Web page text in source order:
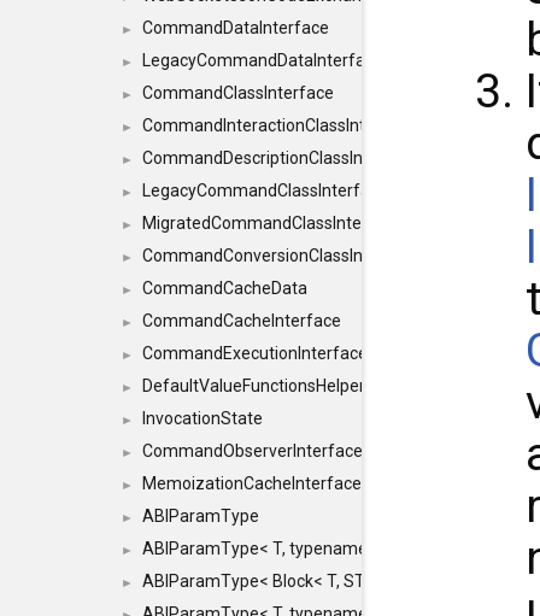
► CommandDataInterface
► LegacyCommandDataInterface
► CommandClassInterface
► CommandInteractionClassInterface
► CommandDescriptionClassInterface
► LegacyCommandClassInterface
► MigratedCommandClassInterface
► CommandConversionClassInterface
► CommandCacheData
► CommandCacheInterface
► CommandExecutionInterface
► DefaultValueFunctionsHelper< const Result<
► InvocationState
► CommandObserverInterface
► MemoizationCacheInterface
► ABIParamType
► ABIParamType< T, typename std::enable_if<
► ABIParamType< Block< T, STRIDED, MOVE > >